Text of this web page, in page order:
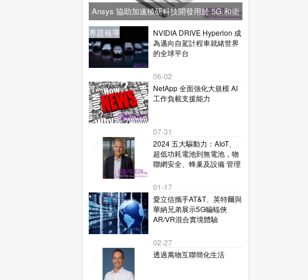
Ansys 協助加速稜研科技開發用於 5G 和衛
星通訊的下一代毫米波技術
新聞
NVIDIA DRIVE Hyperion 成
為邁向自駕計程車就緒世界
的全球平台
06-02
新聞
NetApp 全面強化大規模 AI
工作負載支援能力
07-31
專題報導
2024 五大驅動力：AIoT、
超低功耗電池到無電池，物
聯網安全、蜂巢及設備 管理
01-17
新聞
愛立信攜手AT&T、英特爾與
華納兄弟展示5G蝙蝠俠
AR/VR混合實境體驗
02-27
專題報導
透過萬物互聯簡化生活